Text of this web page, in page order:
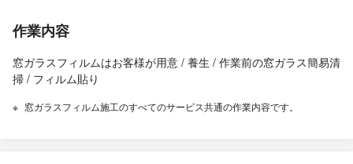
作業内容
窓ガラスフィルムはお客様が用意 / 養生 / 作業前の窓ガラス簡易清
掃 / フィルム貼り
窓ガラスフィルム施工のすべてのサービス共通の作業内容です。